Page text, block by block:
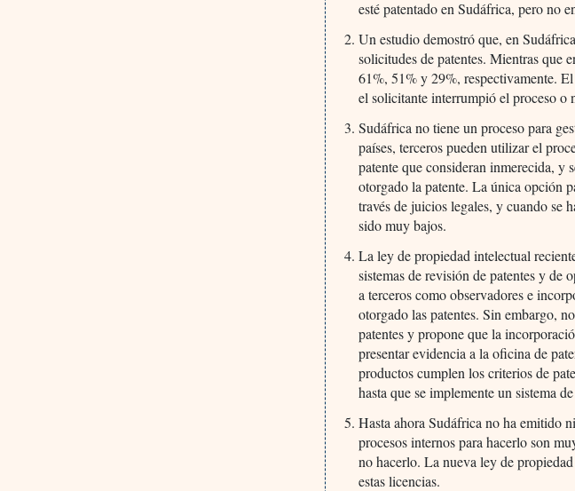
esté patentado en Sudáfrica, pero no
Un estudio demostró que, en
solicitudes de patentes. Mientras que
61%, 51% y 29%, respectivamente.
el solicitante interrumpió el proceso o
Sudáfrica no tiene un proceso para
países, terceros pueden utilizar el
patente que consideran inmerecida, y
otorgado la patente. La única opción
través de juicios legales, y cuando se
sido muy bajos.
La ley de propiedad intelectual
sistemas de revisión de patentes y de
a terceros como observadores e
otorgado las patentes. Sin embargo,
patentes y propone que la
presentar evidencia a la oficina de
productos cumplen los criterios de
hasta que se implemente un sistema
Hasta ahora Sudáfrica no ha emitido
procesos internos para hacerlo son
no hacerlo. La nueva ley de
estas licencias.